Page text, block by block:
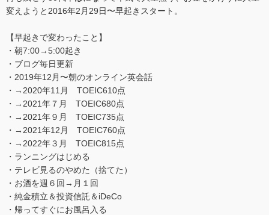
変えようと2016年2月29日〜早起きスタート。
【早起きで変わったこと】
・朝7:00→5:00起き
・ブログ毎日更新
・2019年12月〜朝のオンライン英会話
・→2020年11月 TOEIC610点
・→2021年７月 TOEIC680点
・→2021年９月 TOEIC735点
・→2021年12月 TOEIC760点
・→2022年３月 TOEIC815点
・ランニングはじめる
・テレビ見るのやめた（捨てた）
・お酒を週６回→月１回
・純金積立＆投資信託＆iDeCo
・帰ってすぐにお風呂入る